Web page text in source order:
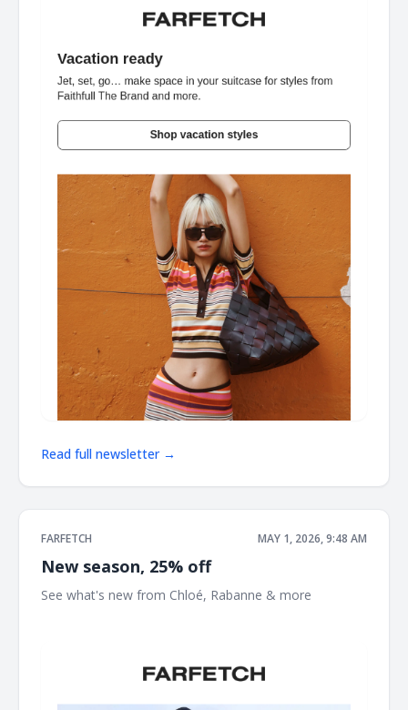
Read full newsletter →
FARFETCH MAY 1, 2026, 9:48 AM
New season, 25% off
See what's new from Chloé,‌ Rabanne & more ‌ ‌ ‌ ‌ ‌ ‌ ‌ ‌ ‌ ‌ ‌ ‌ ‌ ‌ ‌